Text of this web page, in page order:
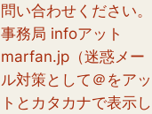
問い合わせください。
事務局 infoアット
marfan.jp（迷惑メー
ル対策として＠をアッ
トとカタカナで表示し